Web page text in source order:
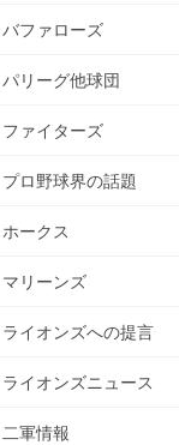
バファローズ
パリーグ他球団
ファイターズ
プロ野球界の話題
ホークス
マリーンズ
ライオンズへの提言
ライオンズニュース
二軍情報